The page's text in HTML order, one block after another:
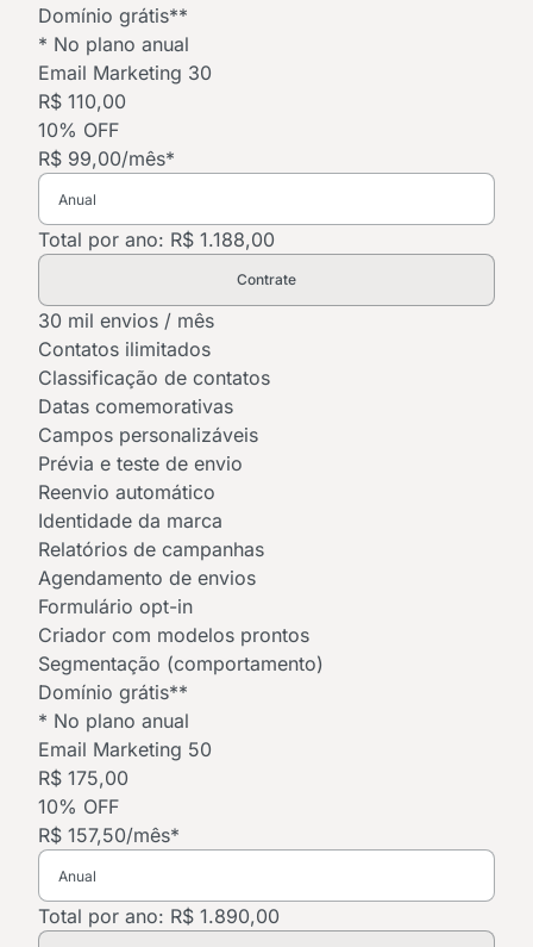
Domínio grátis**
* No plano anual
Email Marketing 30
R$ 110,00
10% OFF
R$ 99,00/mês*
Total por ano: R$ 1.188,00
Contrate
30 mil envios / mês
Contatos ilimitados
Classificação de contatos
Datas comemorativas
Campos personalizáveis
Prévia e teste de envio
Reenvio automático
Identidade da marca
Relatórios de campanhas
Agendamento de envios
Formulário opt-in
Criador com modelos prontos
Segmentação (comportamento)
Domínio grátis**
* No plano anual
Email Marketing 50
R$ 175,00
10% OFF
R$ 157,50/mês*
Total por ano: R$ 1.890,00